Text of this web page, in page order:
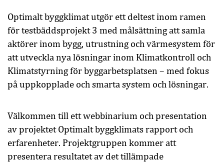
Optimalt byggklimat utgör ett deltest inom ramen
för testbäddsprojekt 3 med målsättning att samla
aktörer inom bygg, utrustning och värmesystem för
att utveckla nya lösningar inom Klimatkontroll och
Klimatstyrning för byggarbetsplatsen – med fokus
på uppkopplade och smarta system och lösningar.
Välkommen till ett webbinarium och presentation
av projektet Optimalt byggklimats rapport och
erfarenheter. Projektgruppen kommer att
presentera resultatet av det tillämpade